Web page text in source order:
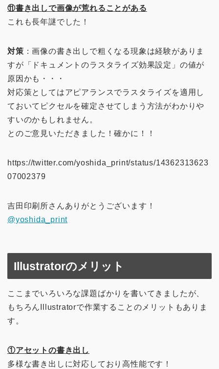
⑪書き出しで画像が荒れることがある
これも長年謎でした！
対策 ：画像の書き出しで粗くなる現象は経験がありま
すが「ドキュメントのラスタライズ効果設定」の値が
原因かも・・・
対応策としてはアピアランスでラスタライズを適用し
ておいてピクセルを確定させてしまう方法がわかりや
すいのかもしれません。
とのご意見いただきました！確かに！！
https://twitter.com/yoshida_print/status/14362313623
07002379
吉田印刷所さんありがとうございます！
@yoshida_print
Illustratorのメリット
ここまでいろいろな課題ばかりを書いてきましたが、
もちろんIllustratorで作業することのメリットもありま
す。
①アセットの書き出し
多様な書き出しに対応しており高性能です！